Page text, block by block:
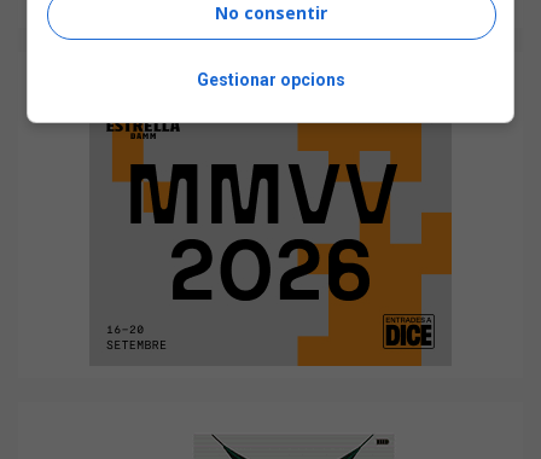
No consentir
Gestionar opcions